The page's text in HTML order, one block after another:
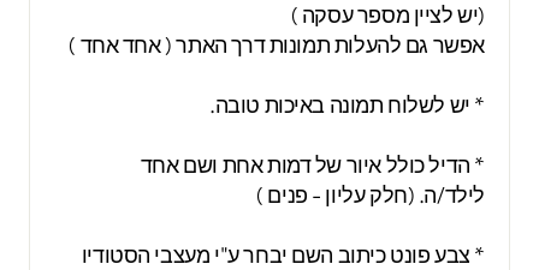
(יש לציין מספר עסקה )
אפשר גם להעלות תמונות דרך האתר ( אחד אחד )
* יש לשלוח תמונה באיכות טובה.
* הדיל כולל איור של דמות אחת ושם אחד
לילד/ה. (חלק עליון - פנים )
* צבע פונט כיתוב השם יבחר ע"י מעצבי הסטודיו